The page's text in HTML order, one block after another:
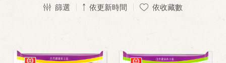
篩選
依更新時間 依收藏數